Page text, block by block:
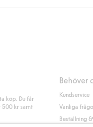
villkor.
köp. Du får
500 kr samt
Behöver
Kundservice
Vanliga
Beställning